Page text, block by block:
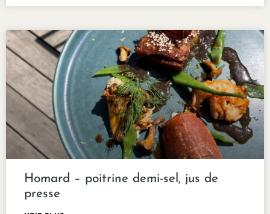
Homard – poitrine demi-sel, jus de
presse